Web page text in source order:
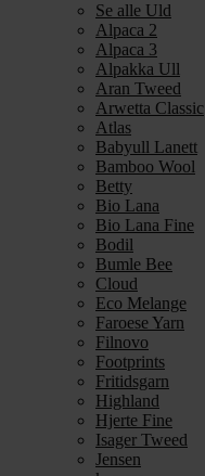
Se alle Uld
Alpaca 2
Alpaca 3
Alpakka Ull
Aran Tweed
Arwetta Classic
Atlas
Babyull Lanett
Bamboo Wool
Betty
Bio Lana
Bio Lana Fine
Bodil
Bumle Bee
Cloud
Eco Melange
Faroese Yarn
Filnovo
Footprints
Fritidsgarn
Highland
Hjerte Fine
Isager Tweed
Jensen